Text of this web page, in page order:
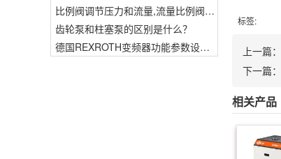
比例阀调节压力和流量,流量比例阀的控制方法
齿轮泵和柱塞泵的区别是什么？
德国REXROTH变频器功能参数设置与操作方法介绍。
标签:
上一篇：
下一篇：
相关产品